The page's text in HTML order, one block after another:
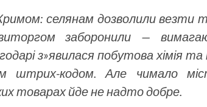
селянам дозволили везти
заборонили —
з»явилася побутова хімія та
штрих-кодом. Але чимало
товарах йде не надто добре.